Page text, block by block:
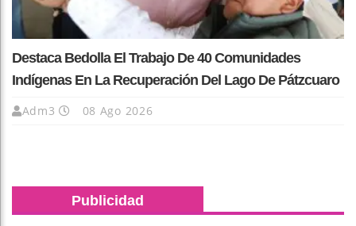
Destaca Bedolla El Trabajo De 40 Comunidades
Indígenas En La Recuperación Del Lago De Pátzcuaro
Adm3 08 Ago 2026
Publicidad